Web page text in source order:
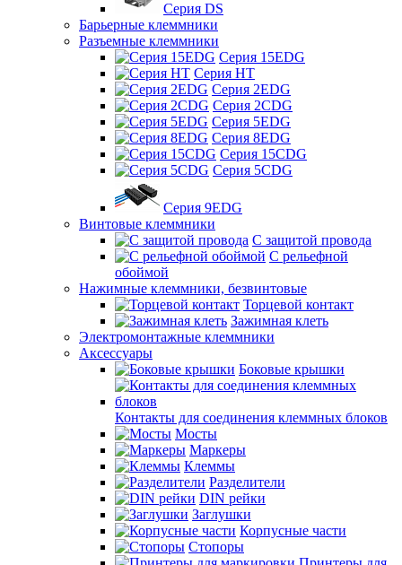
Серия DS
Барьерные клеммники
Разъемные клеммники
Серия 15EDG
Серия HT
Серия 2EDG
Серия 2CDG
Серия 5EDG
Серия 8EDG
Серия 15CDG
Серия 5CDG
Серия 9EDG
Винтовые клеммники
С защитой провода
C рельефной
обоймой
Нажимные клеммники, безвинтовые
Торцевой контакт
Зажимная клеть
Электромонтажные клеммники
Аксессуары
Боковые крышки
Контакты для соединения клеммных блоков
Мосты
Маркеры
Клеммы
Разделители
DIN рейки
Заглушки
Корпусные части
Стопоры